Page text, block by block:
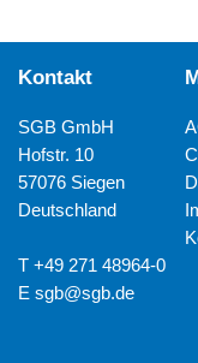
Kontakt
SGB GmbH
Hofstr. 10
57076 Siegen
Deutschland
T +49 271 48964-0
Esgb@sgb.de